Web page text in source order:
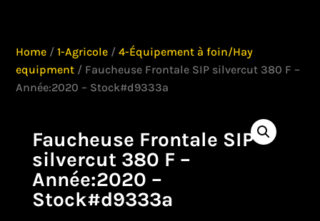
Home /1-Agricole /4-Équipement à foin/Hay
equipment / Faucheuse Frontale SIP silvercut 380 F –
Année:2020 – Stock#d9333a
Faucheuse Frontale SIP
silvercut 380 F –
Année:2020 –
Stock#d9333a